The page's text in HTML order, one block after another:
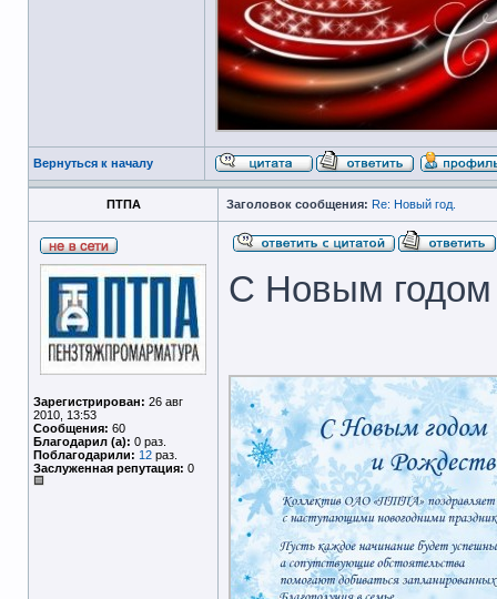
Вернуться к началу
ПТПА Заголовок сообщения: Re: Новый год.
Зарегистрирован: 26 авг
2010, 13:53
Сообщения: 60
Благодарил (а): 0 раз.
Поблагодарили: 12 раз.
Заслуженная репутация: 0
С Новым